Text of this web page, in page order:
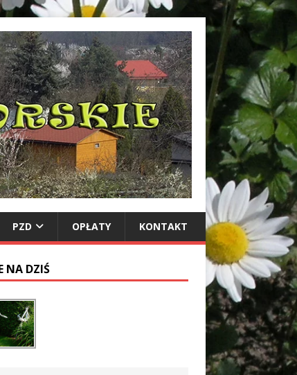
PZD OPŁATY KONTAKT
NA DZIŚ